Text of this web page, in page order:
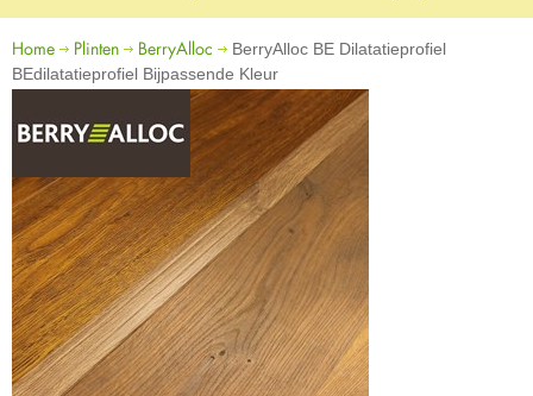
Home Plinten BerryAlloc
BerryAlloc BE Dilatatieprofiel
BEdilatatieprofiel Bijpassende Kleur